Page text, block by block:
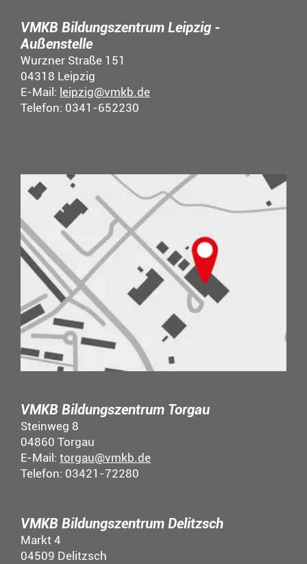
VMKB Bildungszentrum Leipzig -
Außenstelle
Wurzner Straße 151
04318 Leipzig
E-Mail: leipzig@vmkb.de
Telefon: 0341-652230
VMKB Bildungszentrum Torgau
Steinweg 8
04860 Torgau
E-Mail: torgau@vmkb.de
Telefon: 03421-72280
VMKB Bildungszentrum Delitzsch
Markt 4
04509 Delitzsch